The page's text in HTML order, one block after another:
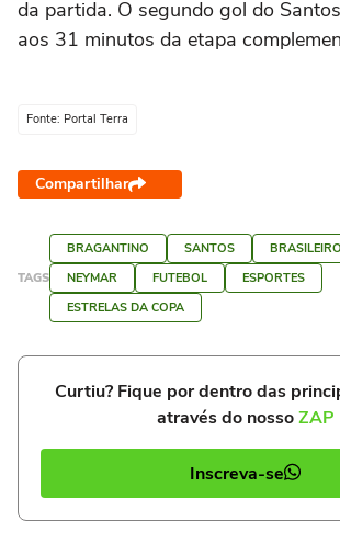
da partida. O segundo gol do
aos 31 minutos da etapa
Fonte: Portal Terra
Compartilhar
TAGS
BRAGANTINO SANTOS
NEYMAR
FUTEBOL
ESPORTES
ESTRELAS DA COPA
Curtiu? Fique por dentro das
através do nossoZAP
Inscreva-se